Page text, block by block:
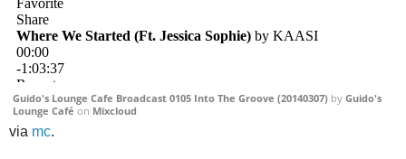
Guido's Lounge Cafe Broadcast 0105 Into The Groove (20140307) by Guido's
Lounge Café on Mixcloud
via mc.